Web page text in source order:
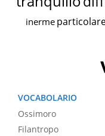
inerme
VOCABOLARIO
Ossimoro
Filantropo